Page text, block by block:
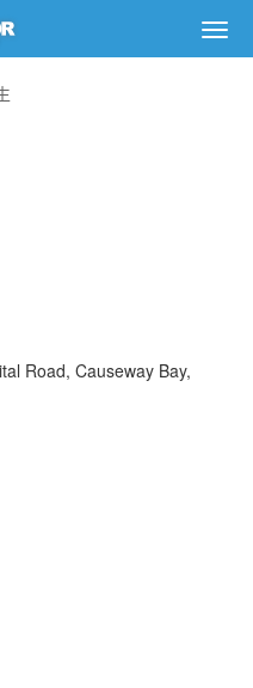
Road, Causeway Bay,